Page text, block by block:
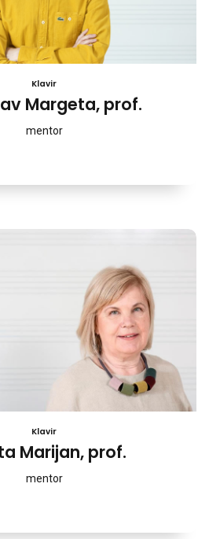
Klavir
Margeta, prof.
mentor
Klavir
Marijan, prof.
mentor